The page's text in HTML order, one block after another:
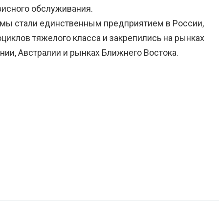
обслуживания.
стали единственным предприятием в России,
тяжелого класса и закрепились на рынках
Австралии и рынках Ближнего Востока.